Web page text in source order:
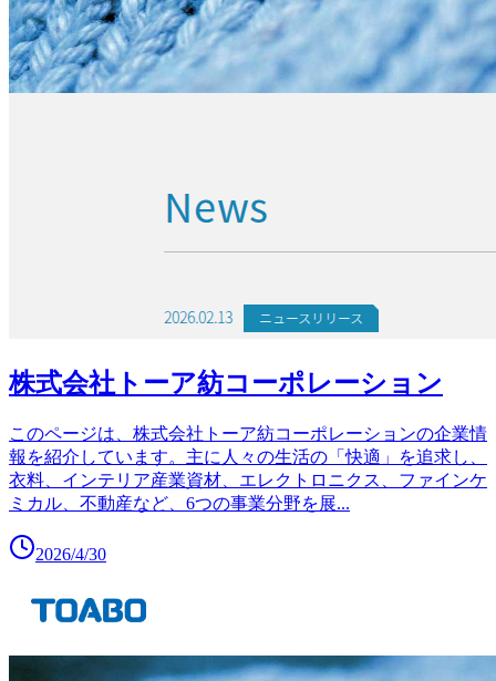
株式会社トーア紡コーポレーション
このページは、株式会社トーア紡コーポレーションの企業情
報を紹介しています。主に人々の生活の「快適」を追求し、
衣料、インテリア産業資材、エレクトロニクス、ファインケ
ミカル、不動産など、6つの事業分野を展...
2026/4/30